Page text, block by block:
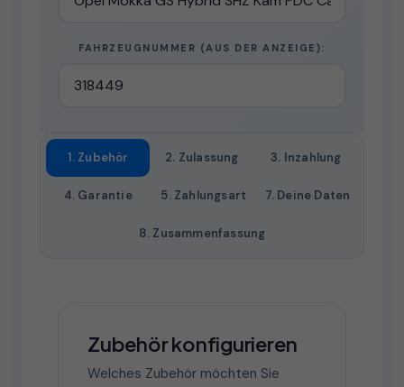
FAHRZEUGNUMMER (AUS DER ANZEIGE):
1. Zubehör 2. Zulassung 3. Inzahlung
4. Garantie 5. Zahlungsart 7. Deine Daten
8. Zusammenfassung
Zubehör konfigurieren
Welches Zubehör möchten Sie